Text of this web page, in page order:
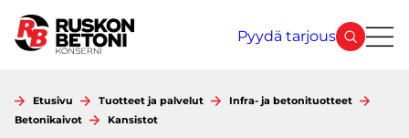
sisältöön
Pyydä tarjous
Etusivu Tuotteet ja palvelut
Infra- ja betonituotteet
Betonikaivot
Kansistot